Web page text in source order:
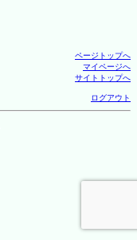
ページトップへ
マイページへ
サイトトップへ
ログアウト